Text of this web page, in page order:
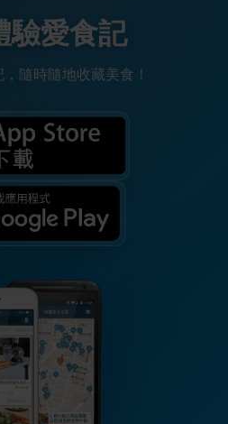
驗愛食記
隨時隨地收藏美食！